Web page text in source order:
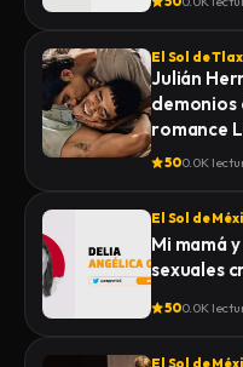
El Sol de
Julián
demonios
romance
500.0K
El Sol de
Mi mamá
sexuales
500.0K
El Sol de